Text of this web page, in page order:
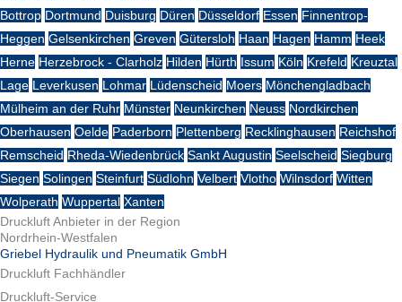
Bottrop Dortmund Duisburg Düren Düsseldorf Essen Finnentrop-
Heggen Gelsenkirchen Greven Gütersloh Haan Hagen Hamm Heek
Herne Herzebrock - Clarholz Hilden Hürth Issum Köln Krefeld Kreuztal
Lage Leverkusen Lohmar Lüdenscheid Moers Mönchengladbach
Mülheim an der Ruhr Münster Neunkirchen Neuss Nordkirchen
Oberhausen Oelde Paderborn Plettenberg Recklinghausen Reichshof
Remscheid Rheda-Wiedenbrück Sankt Augustin Seelscheid Siegburg
Siegen Solingen Steinfurt Südlohn Velbert Vlotho Wilnsdorf Witten
Wolperath Wuppertal Xanten
Druckluft Anbieter in der Region
Nordrhein-Westfalen
Griebel Hydraulik und Pneumatik GmbH
Druckluft Fachhändler
Druckluft-Service